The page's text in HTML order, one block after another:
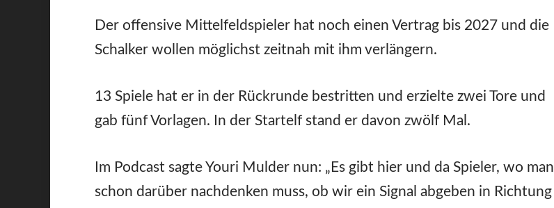
Der offensive Mittelfeldspieler hat noch einen Vertrag bis 2027 und die
Schalker wollen möglichst zeitnah mit ihm verlängern.
13 Spiele hat er in der Rückrunde bestritten und erzielte zwei Tore und
gab fünf Vorlagen. In der Startelf stand er davon zwölf Mal.
Im Podcast sagte Youri Mulder nun: „Es gibt hier und da Spieler, wo man
schon darüber nachdenken muss, ob wir ein Signal abgeben in Richtung